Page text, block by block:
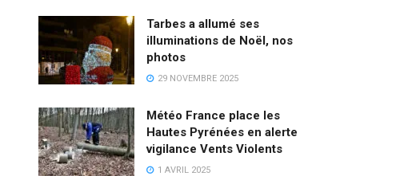
Tarbes a allumé ses
illuminations de Noël, nos
photos
29 NOVEMBRE 2025
Météo France place les
Hautes Pyrénées en alerte
vigilance Vents Violents
1 AVRIL 2025